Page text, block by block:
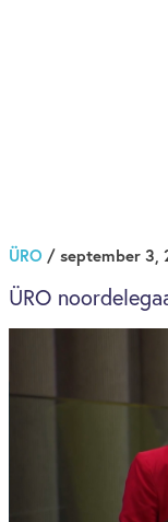
ÜRO / september 3,
ÜRO